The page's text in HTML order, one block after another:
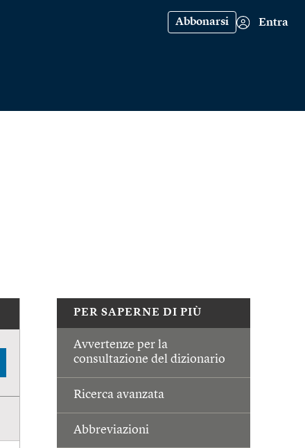
Abbonarsi Entra
PER SAPERNE DI PIÙ
Avvertenze per la
consultazione del dizionario
Ricerca avanzata
Abbreviazioni